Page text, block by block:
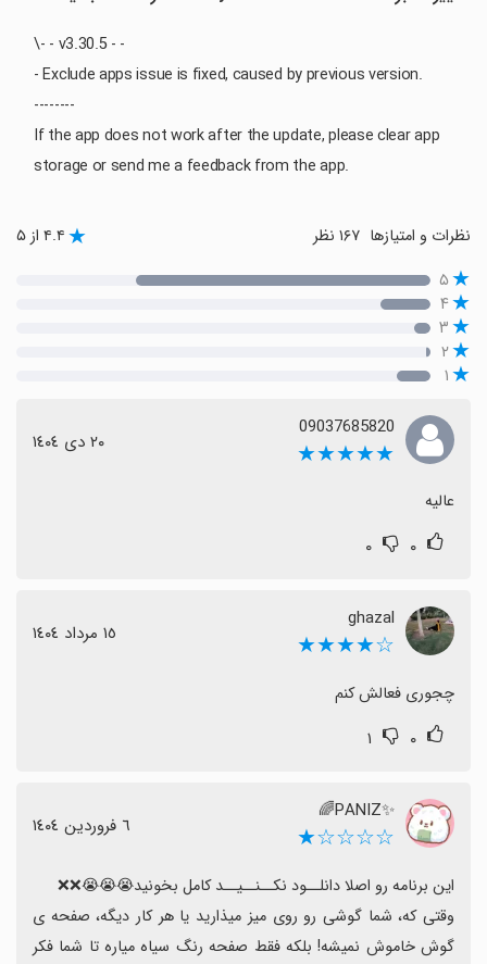
\- - v3.30.5 - -
- Exclude apps issue is fixed, caused by previous version.
--------
If the app does not work after the update, please clear app
storage or send me a feedback from the app.
نظرات و امتیازها ۴.۴ از ۵
۵
۴
۳
۲
۱
09037685820
★★★★★ ٢٠ دی ١٤٠٤
عالیه
۰ ۰
ghazal
☆★★★★ ١٥ مرداد ١٤٠٤
چجوری فعالش کنم
۰ ۱
✨PANIZ🌈
☆☆☆☆★ ٦ فروردین ١٤٠٤